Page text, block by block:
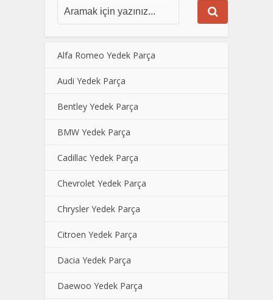
Alfa Romeo Yedek Parça
Audi Yedek Parça
Bentley Yedek Parça
BMW Yedek Parça
Cadillac Yedek Parça
Chevrolet Yedek Parça
Chrysler Yedek Parça
Citroen Yedek Parça
Dacia Yedek Parça
Daewoo Yedek Parça